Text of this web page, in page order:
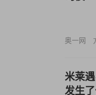
奥一网
米莱
发生了